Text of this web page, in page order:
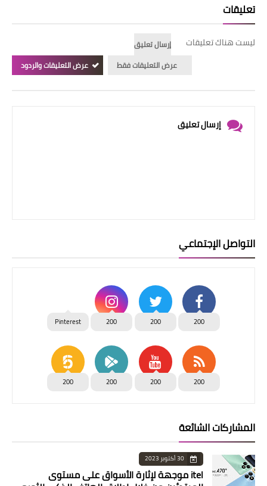
تعليقات
ليست هناك تعليقات
إرسال تعليق
عرض التعليقات فقط
عرض التعليقات والردود
إرسال تعليق
التواصل الإجتماعي
200
200
200
Pinterest
200
200
200
200
المشاركات الشائعة
30 أكتوبر 2023
itel موجهة لإثارة الأسواق على مستوى